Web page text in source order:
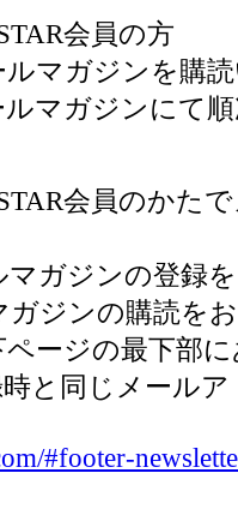
会員の方
マガジンを購
ルマガジンにて
会員のかた
マガジンの登録
ジンの購読を
ージの最下部
と同じメール
#footer-